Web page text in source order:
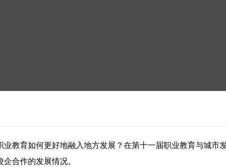
教育如何更好地融入地方发展？在第十一届职业教育与城市
合作的发展情况。